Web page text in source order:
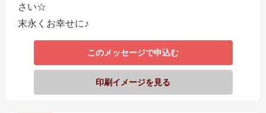
さい☆
末永くお幸せに♪
このメッセージで申込む
印刷イメージを見る